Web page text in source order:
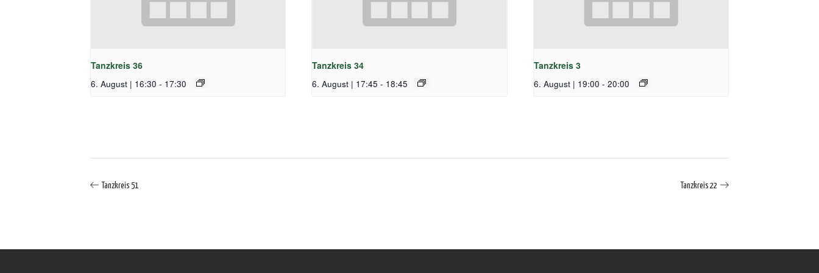
Tanzkreis 36
6. August | 16:30 - 17:30
Tanzkreis 34
6. August | 17:45 - 18:45
Tanzkreis 3
6. August | 19:00 - 20:00
Tanzkreis 51 Tanzkreis 22